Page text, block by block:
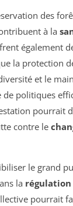
des
à la
également
la protection
et le
politiques
pourrait
contre le
le grand
la
pourrait